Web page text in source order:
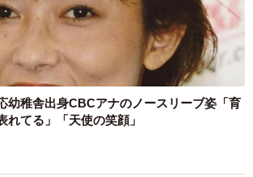
幼稚舎出身CBCアナのノースリーブ姿「育
れてる」「天使の笑顔」